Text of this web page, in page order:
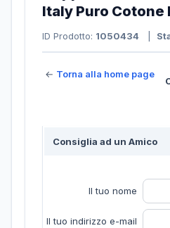
Italy Puro Cotone
ID Prodotto: 1050434
← Torna alla home page
Consiglia ad un Amico
Il tuo nome
Il tuo indirizzo e-mail